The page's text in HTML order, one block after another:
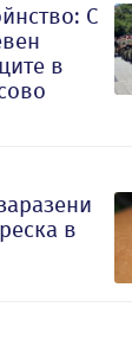
С
в
в